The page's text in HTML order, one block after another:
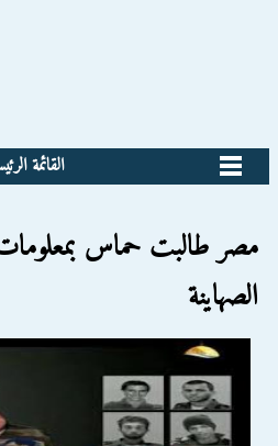
القائمة
مصر طالبت حماس
الصهاينة